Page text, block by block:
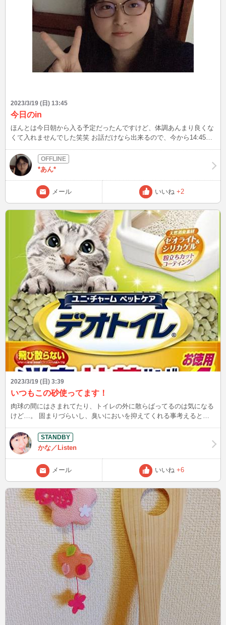
2023/3/19 (日) 13:45
今日のin
ほんとは今日朝から入る予定だったんですけど、体調あんまり良くな
くて入れませんでした笑笑 お話だけなら出来るので、今から14:45く
*あん*
メール いいね +2
2023/3/19 (日) 3:39
いつもこの砂使ってます！
肉球の間にはさまれてたり、トイレの外に散らばってるのは気になる
けど…。 固まりづらいし、臭いにおいを抑えてくれる事考えると、
ケットかジモティーみたいなところでお得に入手できると非常にあり
がたい･･･！かな／Listen
メール いいね +6